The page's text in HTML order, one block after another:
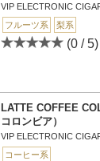
VIP ELECTRONIC
フルーツ系
梨系
(0 / 5)
LATTE COFFEE
コロンビア）
VIP ELECTRONIC
コーヒー系